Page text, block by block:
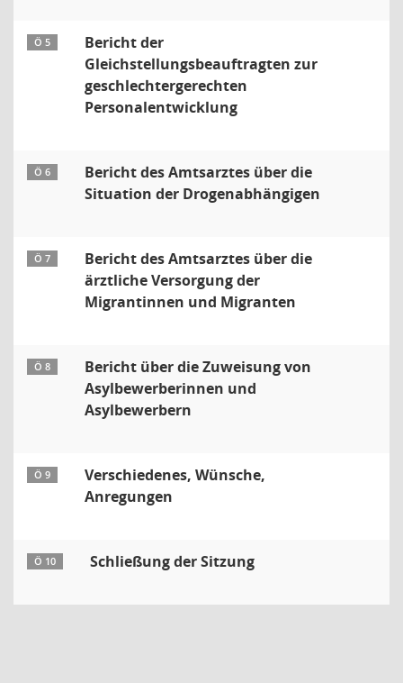
Ö 5
Bericht der
Gleichstellungsbeauftragten zur
geschlechtergerechten
Personalentwicklung
Ö 6
Bericht des Amtsarztes über die
Situation der Drogenabhängigen
Ö 7
Bericht des Amtsarztes über die
ärztliche Versorgung der
Migrantinnen und Migranten
Ö 8
Bericht über die Zuweisung von
Asylbewerberinnen und
Asylbewerbern
Ö 9
Verschiedenes, Wünsche,
Anregungen
Ö 10 Schließung der Sitzung